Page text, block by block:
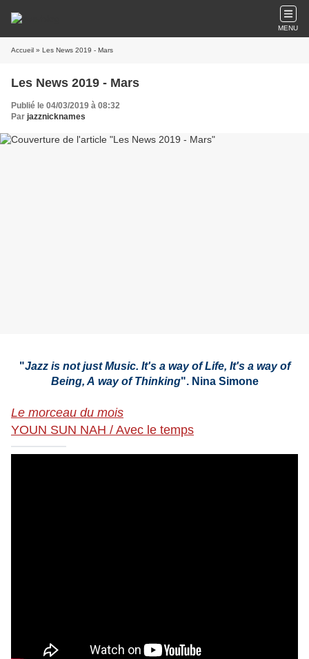
MENU
Accueil » Les News 2019 - Mars
Les News 2019 - Mars
Publié le 04/03/2019 à 08:32
Par jazznicknames
"Jazz is not just Music. It's a way of Life, It's a way of
Being, A way of Thinking". Nina Simone
Le morceau du mois
YOUN SUN NAH / Avec le temps